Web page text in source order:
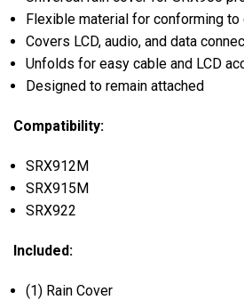
Flexible material for conforming to
Covers LCD, audio, and data
Unfolds for easy cable and LCD
Designed to remain attached
Compatibility:
SRX912M
SRX915M
SRX922
Included:
(1) Rain Cover